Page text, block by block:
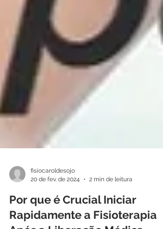
fisiocaroldesojo
20 de fev. de 2024
2 min de leitura